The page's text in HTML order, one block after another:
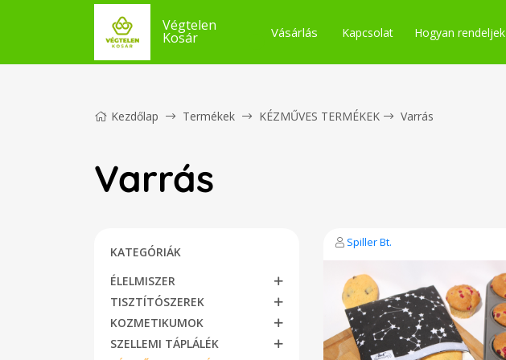
Végtelen
Kosár Vásárlás Kapcsolat Hogyan rendeljek
Kezdőlap Termékek KÉZMŰVES TERMÉKEK Varrás
Varrás
KATEGÓRIÁK
ÉLELMISZER
TISZTÍTÓSZEREK
KOZMETIKUMOK
SZELLEMI TÁPLÁLÉK
Spiller Bt.